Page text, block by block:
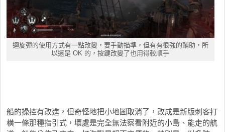
迴旋彈的使用方式有一點改變，要手動描準，但有有很強的輔助，所
以還是 OK 的，按鍵改變了也用得較順手
船的操控有改進，但奇怪地把小地圖取消了，改成是新版刺客打
橫一條那種指引式，壞處是完全無法察看附近的小島、能走的航